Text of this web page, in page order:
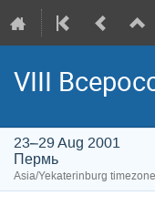
VIII
23–29 Aug 2001
Пермь
Asia/Yekaterinburg timezone